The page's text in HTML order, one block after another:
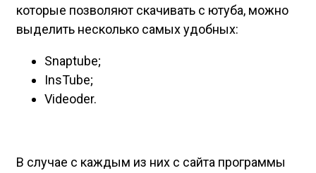
которые позволяют скачивать с ютуба, можно
выделить несколько самых удобных:
Snaptube;
InsTube;
Videoder.
В случае с каждым из них с сайта программы